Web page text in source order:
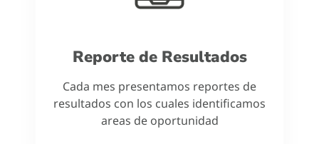
Reporte de Resultados
Cada mes presentamos reportes de
resultados con los cuales identificamos
areas de oportunidad